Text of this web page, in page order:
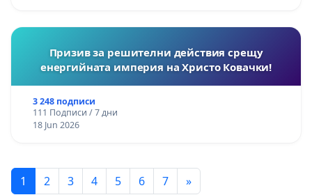
Призив за решителни действия срещу
енергийната империя на Христо Ковачки!
3 248 подписи
111 Подписи / 7 дни
18 Jun 2026
1 2 3 4 5 6 7 »